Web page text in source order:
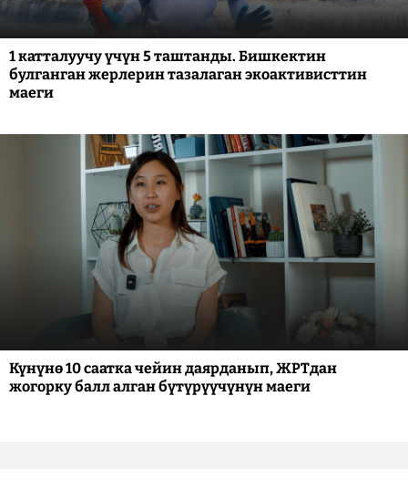
1 катталуучу үчүн 5 таштанды. Бишкектин
булганган жерлерин тазалаган экоактивисттин
маеги
Күнүнө 10 саатка чейин даярданып, ЖРТдан
жогорку балл алган бүтүрүүчүнүн маеги